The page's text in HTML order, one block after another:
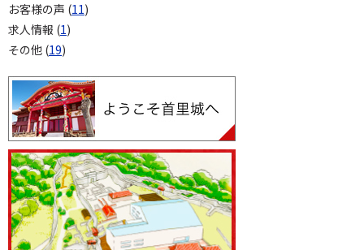
お客様の声 (11)
求人情報 (1)
その他 (19)